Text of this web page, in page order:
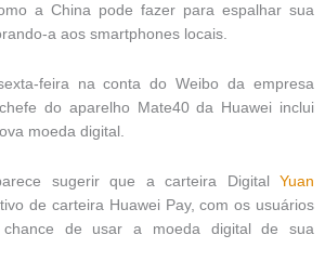
a China pode fazer para espalhar sua
a aos smartphones locais.
feira na conta do Weibo da empresa
do aparelho Mate40 da Huawei inclui
moeda digital.
sugerir que a carteira Digital Yuan
de carteira Huawei Pay, com os usuários
chance de usar a moeda digital de sua